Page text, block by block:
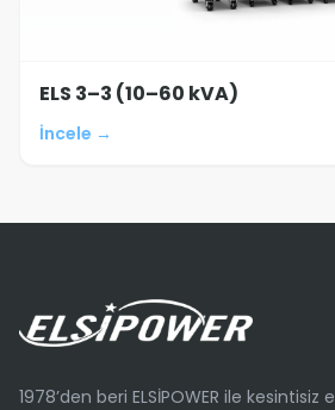
ELS 3–3 (10–60 kVA)
İncele →
1978’den beri ELSİPOWER ile kesintisiz